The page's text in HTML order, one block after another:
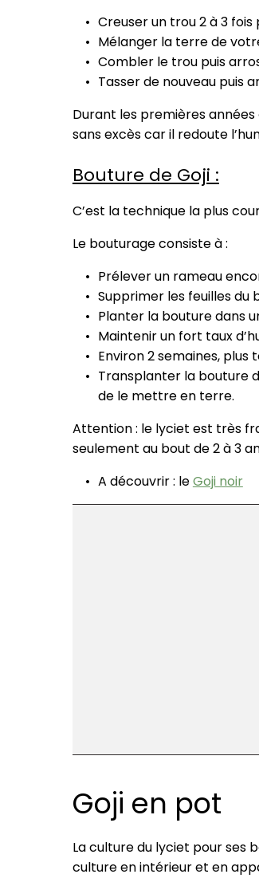
Creuser un trou 2 à 3
Mélanger la terre de
Combler le trou puis
Tasser de nouveau puis
Durant les premières
sans excès car il redoute
Bouture de Goji :
C’est la technique la plus
Le bouturage consiste à :
Prélever un rameau
Supprimer les feuilles du
Planter la bouture dans
Maintenir un fort taux
Environ 2 semaines, plus
Transplanter la bouture
de le mettre en terre.
Attention : le lyciet est très
seulement au bout de 2 à 3
A découvrir : leGoji noir
Goji en pot
La culture du lyciet pour ses
culture en intérieur et en